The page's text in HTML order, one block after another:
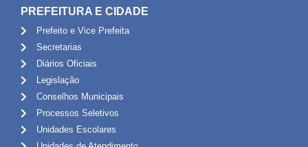
PREFEITURA E CIDADE
Prefeito e Vice Prefeita
Secretarias
Diários Oficiais
Legislação
Conselhos Municipais
Processos Seletivos
Unidades Escolares